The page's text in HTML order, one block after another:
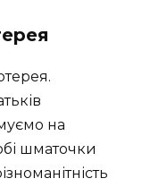
на
шматочки